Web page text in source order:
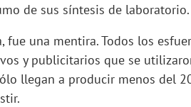
de sus síntesis de laboratorio.
una mentira. Todos los
y publicitarios que se
llegan a producir menos del